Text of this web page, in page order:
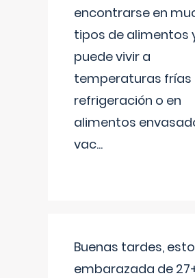
encontrarse en
tipos de alimentos
puede vivir a
temperaturas frías
refrigeración o en
alimentos
vac...
Buenas tardes,
embarazada de